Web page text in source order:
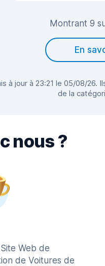
Montrant 9
En
jour à 23:21 le 05/08/
de la
nous ?
Web de
de Voitures de